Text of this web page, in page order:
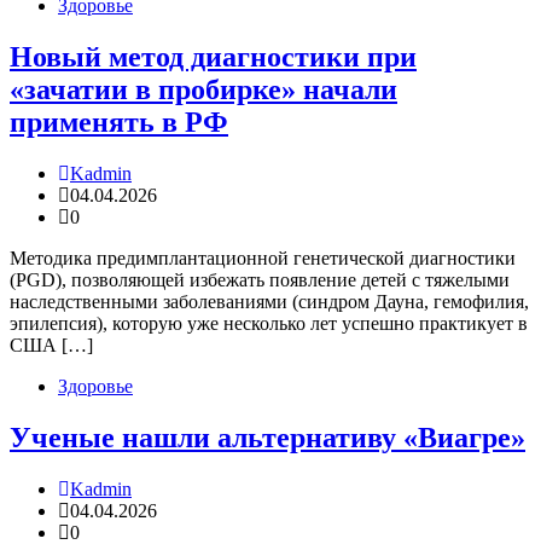
Здоровье
Новый метод диагностики при
«зачатии в пробирке» начали
применять в РФ
Kadmin
04.04.2026
0
Методика предимплантационной генетической диагностики
(PGD), позволяющей избежать появление детей с тяжелыми
наследственными заболеваниями (синдром Дауна, гемофилия,
эпилепсия), которую уже несколько лет успешно практикует в
США […]
Здоровье
Ученые нашли альтернативу «Виагре»
Kadmin
04.04.2026
0